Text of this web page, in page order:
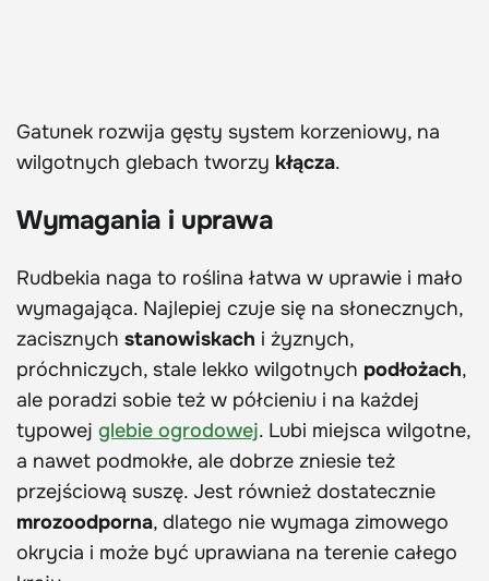
Gatunek rozwija gęsty system korzeniowy, na
wilgotnych glebach tworzy kłącza.
Wymagania i uprawa
Rudbekia naga to roślina łatwa w uprawie i mało
wymagająca. Najlepiej czuje się na słonecznych,
zacisznych stanowiskach i żyznych,
próchniczych, stale lekko wilgotnych podłożach,
ale poradzi sobie też w półcieniu i na każdej
typowej glebie ogrodowej. Lubi miejsca wilgotne,
a nawet podmokłe, ale dobrze zniesie też
przejściową suszę. Jest również dostatecznie
mrozoodporna, dlatego nie wymaga zimowego
okrycia i może być uprawiana na terenie całego